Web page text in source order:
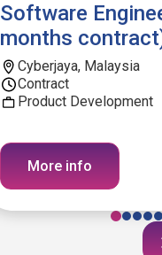
Software
months
Cyberjaya, Malaysia
Contract
Product Development
More info